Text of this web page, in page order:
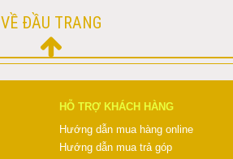
VỀ ĐẦU TRANG
HỖ TRỢ KHÁCH HÀNG
Hướng dẫn mua hàng online
Hướng dẫn mua trả góp